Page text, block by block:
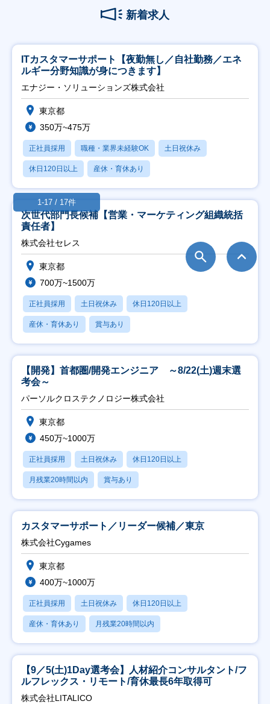
新着求人
ITカスタマーサポート【夜勤無し／自社勤務／エネ
ルギー分野知識が身につきます】
エナジー・ソリューションズ株式会社
東京都
350万~475万
正社員採用 職種・業界未経験OK 土日祝休み
休日120日以上 産休・育休あり
次世代部門長候補【営業・マーケティング組織統括
責任者】
株式会社セレス
東京都
700万~1500万
正社員採用 土日祝休み 休日120日以上
産休・育休あり 賞与あり
【開発】首都圏/開発エンジニア ～8/22(土)週末選
考会～
パーソルクロステクノロジー株式会社
東京都
450万~1000万
正社員採用 土日祝休み 休日120日以上
月残業20時間以内 賞与あり
カスタマーサポート／リーダー候補／東京
株式会社Cygames
東京都
400万~1000万
正社員採用 土日祝休み 休日120日以上
産休・育休あり 月残業20時間以内
【9／5(土)1Day選考会】人材紹介コンサルタント/フ
ルフレックス・リモート/育休最長6年取得可
株式会社LITALICO
1-17 / 17件